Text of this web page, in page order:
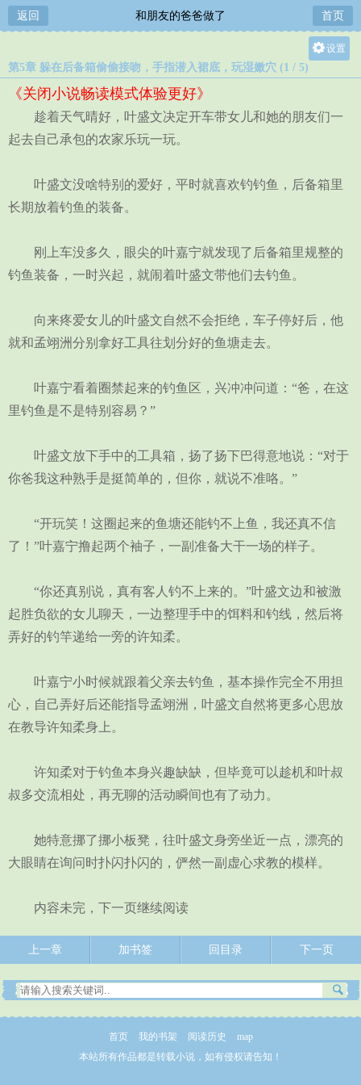
返回 和朋友的爸爸做了 首页
设置
中
第5章 躲在后备箱偷偷接吻，手指潜入裙底，玩湿‎‍‌‌嫩‍‌‍‎穴‌‌ (1 / 5)
《关闭小说畅读模式体验更好》
趁着天气晴好，叶盛文决定开车带女儿和她的朋友们一
起去自己承包的农家乐玩一玩。
叶盛文没啥特别的爱好，平时就喜欢钓钓鱼，后备箱里
长期放着钓鱼的装备。
刚上车没多久，眼尖的叶嘉宁就发现了后备箱里规整的
钓鱼装备，一时兴起，就闹着叶盛文带他们去钓鱼。
向来疼爱女儿的叶盛文自然不会拒绝，车子停好后，他
就和孟翊洲分别拿好工具往划分好的鱼塘走去。
叶嘉宁看着圈禁起来的钓鱼区，兴冲冲问道：“爸，在这
里钓鱼是不是特别容易？”
叶盛文放下手中的工具箱，扬了扬下巴得意地说：“对于
你爸我这种熟手是挺简单的，但你，就说不准咯。”
“开玩笑！这圈起来的鱼塘还能钓不上鱼，我还真不信
了！”叶嘉宁撸起两个袖子，一副准备大干一场的样子。
“你还真别说，真有客人钓不上来的。”叶盛文边和被激
起胜负欲的女儿聊天，一边整理手中的饵料和钓线，然后将
弄好的钓竿递给一旁的许知柔。
叶嘉宁小时候就跟着父亲去钓鱼，基本操作完全不用担
心，自己弄好后还能指导孟翊洲，叶盛文自然将更多心思放
在教导许知柔身上。
许知柔对于钓鱼本身兴趣缺缺，但毕竟可以趁机和叶叔
叔多交流相处，再无聊的活动瞬间也有了动力。
她特意挪了挪小板凳，往叶盛文身旁坐近一点，漂亮的
大眼睛在询问时扑闪扑闪的，俨然一副虚心求教的模样。
内容未完，下一页继续阅读
上一章 加书签 回目录 下一页
首页 我的书架 阅读历史
map
本站所有作品都是转载小说，如有侵权请告知！